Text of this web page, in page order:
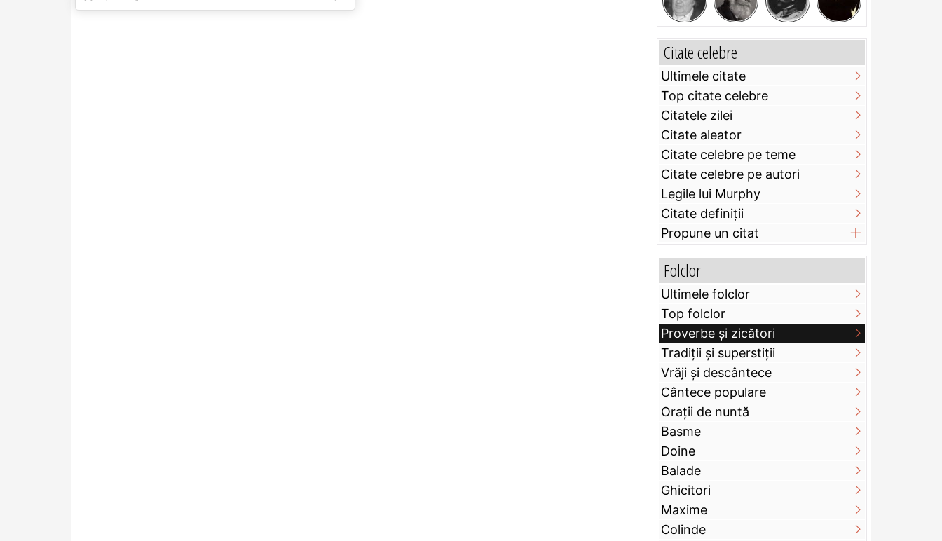
Citate celebre
Ultimele citate
Top citate celebre
Citatele zilei
Citate aleator
Citate celebre pe teme
Citate celebre pe autori
Legile lui Murphy
Citate definiţii
Propune un citat
Folclor
Ultimele folclor
Top folclor
Proverbe și zicători
Tradiții și superstiții
Vrăji și descântece
Cântece populare
Orații de nuntă
Basme
Doine
Balade
Ghicitori
Maxime
Colinde